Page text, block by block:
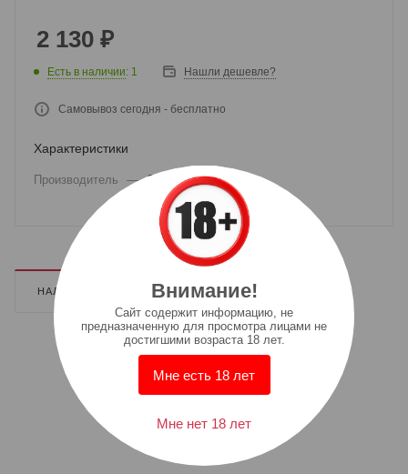
2 130 ₽
Есть в наличии: 1 Нашли дешевле?
Самовывоз сегодня - бесплатно
Характеристики
Производитель — Geekvape
НАЛИЧИЕ ДОПОЛНИТЕЛЬНО
Внимание!
Cайт содержит информацию, не
предназначенную для просмотра лицами не
достигшими возраста 18 лет.
Мне есть 18 лет
Мне нет 18 лет